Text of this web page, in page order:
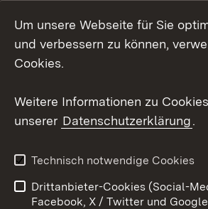
Mastodon
Youtube
Kontakt
Barrierefreiheit
Impressum Cookies
Um unsere Webseite für Sie
und verbessern zu können,
Cookies.
Weitere Informationen zu
unserer Datenschutzerklärung.
Technisch notwendige Cookies
Drittanbieter-Cookies (Social-
Facebook, X / Twitter und